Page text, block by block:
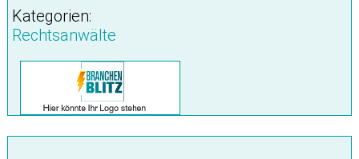
Kategorien:
Rechtsanwälte